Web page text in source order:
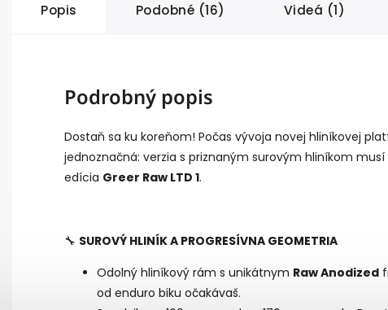
Popis Podobné (16) Videá (1)
Podrobný popis
Dostaň sa ku koreňom! Počas vývoja novej hliníkovej
jednoznačná: verzia s priznaným surovým hliníkom
edícia Greer Raw LTD 1.
🔧 SUROVÝ HLINÍK A PROGRESÍVNA GEOMETRIA
Odolný hliníkový rám s unikátnym Raw Anodized
od enduro biku očakávaš.